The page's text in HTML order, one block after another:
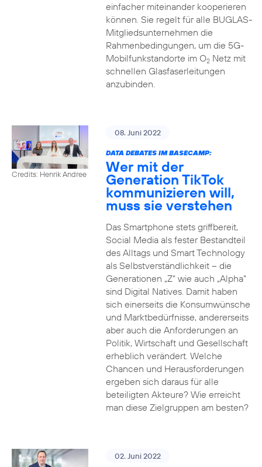
einfacher miteinander kooperieren
können. Sie regelt für alle BUGLAS-
Mitgliedsunternehmen die
Rahmenbedingungen, um die 5G-
Mobilfunkstandorte im O2Netz mit
schnellen Glasfaserleitungen
anzubinden.
Credits: Henrik Andree
08. Juni 2022
DATA DEBATES IM BASECAMP:
Wer mit der
Generation TikTok
kommunizieren will,
muss sie verstehen
Das Smartphone stets griffbereit,
Social Media als fester Bestandteil
des Alltags und Smart Technology
als Selbstverständlichkeit – die
Generationen „Z“ wie auch „Alpha“
sind Digital Natives. Damit haben
sich einerseits die Konsumwünsche
und Marktbedürfnisse, andererseits
aber auch die Anforderungen an
Politik, Wirtschaft und Gesellschaft
erheblich verändert. Welche
Chancen und Herausforderungen
ergeben sich daraus für alle
beteiligten Akteure? Wie erreicht
man diese Zielgruppen am besten?
02. Juni 2022